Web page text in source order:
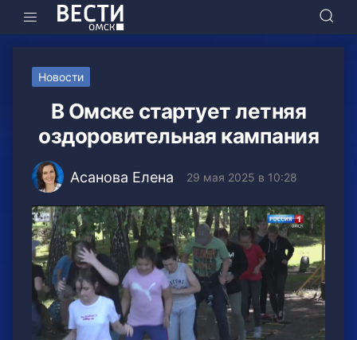
Новости
В Омске стартует летняя
оздоровительная кампания
Асанова Елена 29 мая 2025 в 10:28